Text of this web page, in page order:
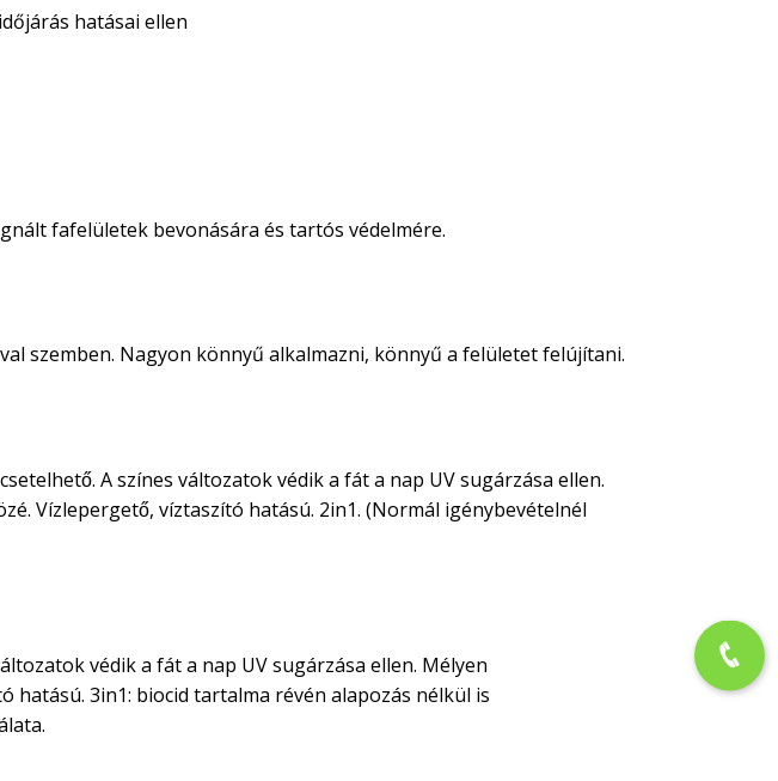
hatásai ellen
fafelületek bevonására és tartós védelmére.
szemben. Nagyon könnyű alkalmazni, könnyű a felületet felújítani.
A színes változatok védik a fát a nap UV sugárzása ellen.
Vízlepergető, víztaszító hatású. 2in1. (Normál igénybevételnél
védik a fát a nap UV sugárzása ellen. Mélyen
3in1: biocid tartalma révén alapozás nélkül is